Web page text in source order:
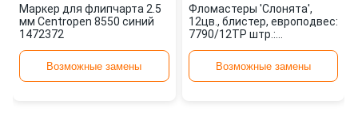
Маркер для флипчарта 2.5
мм Centropen 8550 синий
1472372
Возможные замены
Фломастеры 'Слонята',
12цв., блистер, европодвес:
7790/12TP штр.:
CENTROPENВозможные замены